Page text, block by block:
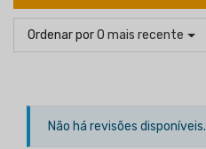
Ordenar porO mais recente
Não há revisões disponíveis.